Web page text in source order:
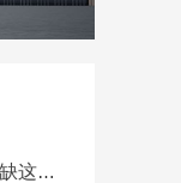
打水漂！